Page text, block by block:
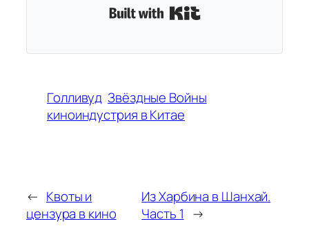
Голливуд Звёздные Войны
киноиндустрия в Китае
← Квоты и
цензура в кино
Из Харбина в Шанхай.
Часть 1 →